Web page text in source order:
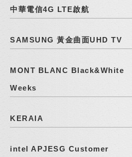
中華電信4G LTE啟航
SAMSUNG 黃金曲面UHD TV
MONT BLANC Black&White
Weeks
KERAIA
intel APJESG Customer